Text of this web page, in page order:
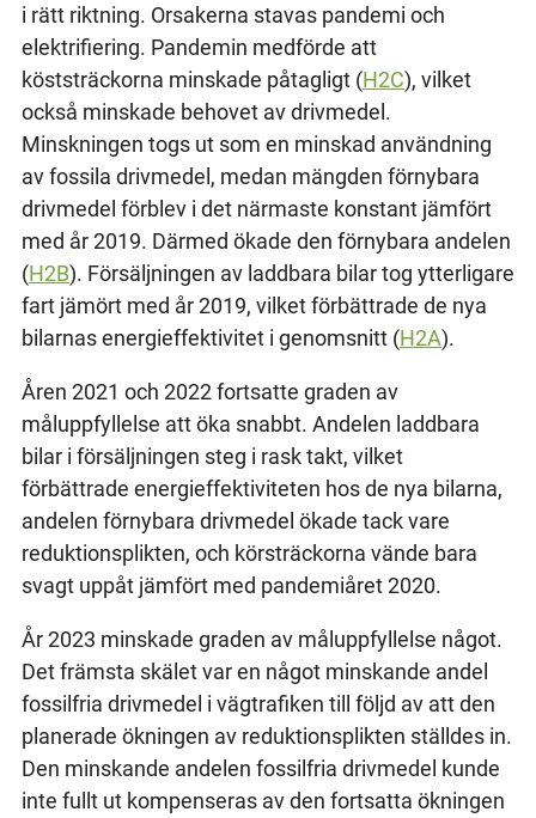
i rätt riktning. Orsakerna stavas pandemi och
elektrifiering. Pandemin medförde att
köststräckorna minskade påtagligt (H2C), vilket
också minskade behovet av drivmedel.
Minskningen togs ut som en minskad användning
av fossila drivmedel, medan mängden förnybara
drivmedel förblev i det närmaste konstant jämfört
med år 2019. Därmed ökade den förnybara andelen
(H2B). Försäljningen av laddbara bilar tog ytterligare
fart jämört med år 2019, vilket förbättrade de nya
bilarnas energieffektivitet i genomsnitt (H2A).
Åren 2021 och 2022 fortsatte graden av
måluppfyllelse att öka snabbt. Andelen laddbara
bilar i försäljningen steg i rask takt, vilket
förbättrade energieffektiviteten hos de nya bilarna,
andelen förnybara drivmedel ökade tack vare
reduktionsplikten, och körsträckorna vände bara
svagt uppåt jämfört med pandemiåret 2020.
År 2023 minskade graden av måluppfyllelse något.
Det främsta skälet var en något minskande andel
fossilfria drivmedel i vägtrafiken till följd av att den
planerade ökningen av reduktionsplikten ställdes in.
Den minskande andelen fossilfria drivmedel kunde
inte fullt ut kompenseras av den fortsatta ökningen